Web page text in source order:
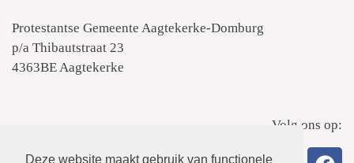
Deze website maakt gebruik van functionele
Protestantse Gemeente Aagtekerke-Domburg
p/a Thibautstraat 23
4363BE Aagtekerke
Volg ons op: